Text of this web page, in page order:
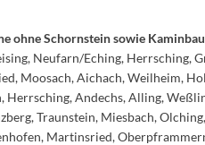
ohne Schornstein sowie
Neufarn/Eching, Herrsching,
Moosach, Aichach, Weilheim,
Andechs, Alling,
Traunstein, Miesbach,
Martinsried,